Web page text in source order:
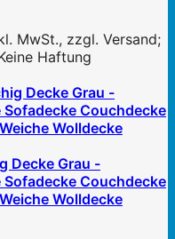
MwSt., zzgl. Versand;
Haftung
Decke Grau -
Couchdecke
Wolldecke